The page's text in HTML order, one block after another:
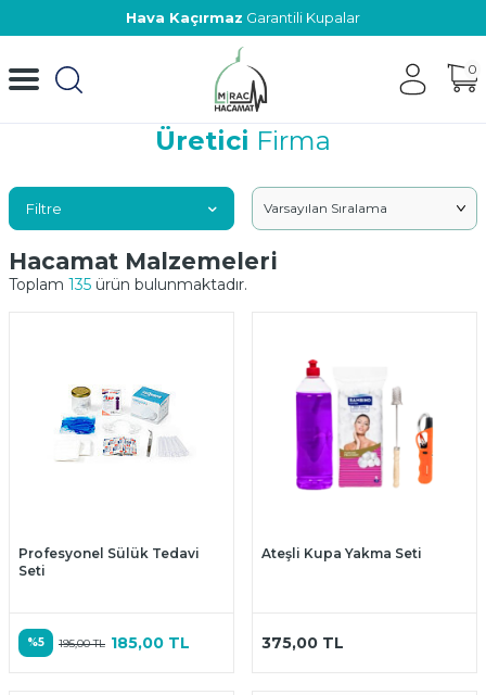
Hava Kaçırmaz Garantili Kupalar
0
Üretici Firma
Filtre
Hacamat Malzemeleri
Toplam 135 ürün bulunmaktadır.
Profesyonel Sülük Tedavi
Seti
%5 195,00TL 185,00 TL
Ateşli Kupa Yakma Seti
375,00 TL